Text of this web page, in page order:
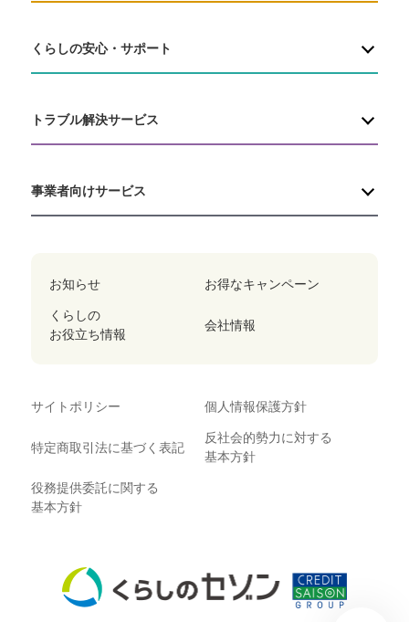
くらしの安心・サポート
トラブル解決サービス
事業者向けサービス
お知らせ お得なキャンペーン
くらしの
お役立ち情報
会社情報
サイトポリシー 個人情報保護方針
特定商取引法に基づく表記
反社会的勢力に対する
基本方針
役務提供委託に関する
基本方針